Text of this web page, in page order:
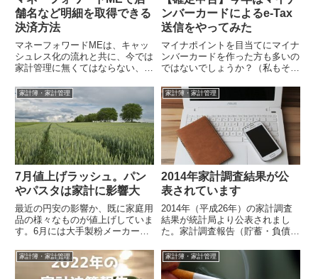
舗名など明細を取得できる
決済方法
マネーフォワードMEは、キャッ
シュレス化の流れと共に、今では
家計管理に無くてはならない、全
アプリ一つで保有する全ての資産
状況やお金...
ンバーカードによるe-Tax
送信をやってみた
マイナポイントを目当てにマイナ
ンバーカードを作った方も多いの
ではないでしょうか？（私もその
た所得税の確定申告ですが、今年
はマイナン...
家計簿・家計管理
7月値上げラッシュ。パン
やパスタは家計に影響大
最近の円安の影響か、既に家庭用
品の様々なものが値上げしていま
す。6月には大手製粉メーカーが
らはパンやパスタなど小麦粉製品
が値上げが...
家計簿・家計管理
2014年家計調査結果が公
表されています
2014年（平成26年）の家計調査
結果が統計局より公表されまし
た。家計調査報告（貯蓄・負債
結果速報－（二人以上の世帯）他
人のお...
家計簿・家計管理 家計簿・家計管理